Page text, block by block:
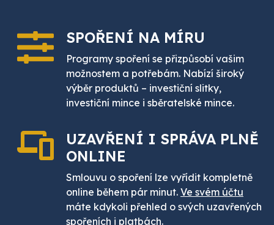
SPOŘENÍ NA MÍRU
Programy spoření se přizpůsobí vašim
možnostem a potřebám. Nabízí široký
výběr produktů – investiční slitky,
investiční mince i sběratelské mince.
UZAVŘENÍ I SPRÁVA PLNĚ
ONLINE
Smlouvu o spoření lze vyřídit kompletně
online během pár minut. Ve svém účtu
máte kdykoli přehled o svých uzavřených
spořeních i platbách.